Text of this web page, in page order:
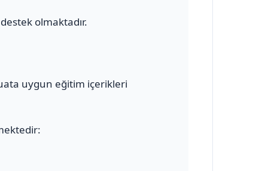
olmaktadır.
uygun eğitim içerikleri